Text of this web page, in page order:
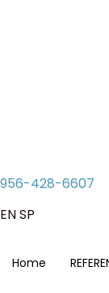
956-428-6607
ENSP
Home